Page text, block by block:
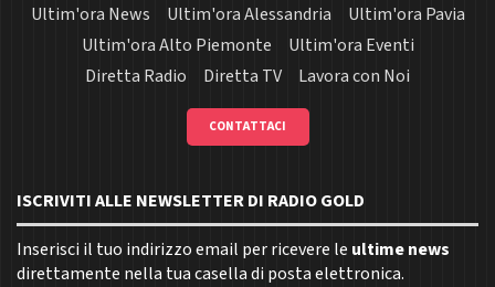
Ultim'ora News
Ultim'ora Alessandria
Ultim'ora Pavia
Ultim'ora Alto Piemonte
Ultim'ora Eventi
Diretta Radio
Diretta TV Lavora con Noi
CONTATTACI
ISCRIVITI ALLE NEWSLETTER DI RADIO GOLD
Inserisci il tuo indirizzo email per ricevere le ultime news
direttamente nella tua casella di posta elettronica.